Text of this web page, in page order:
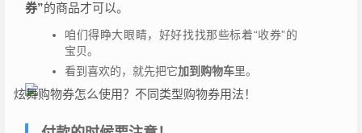
券”的商品才可以。
咱们得睁大眼睛，好好找找那些标着“收券”的
宝贝。
看到喜欢的，就先把它加到购物车里。